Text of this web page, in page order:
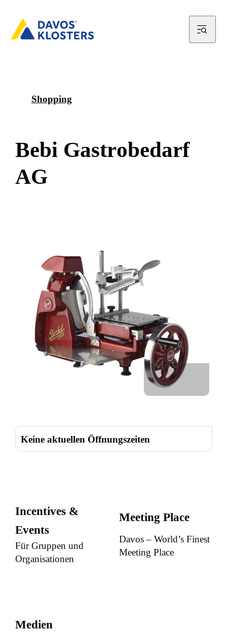
Shopping
Bebi Gastrobedarf
AG
Keine aktuellen Öffnungszeiten
Incentives &
Events
Für Gruppen und
Organisationen
Meeting Place
Davos – World’s Finest
Meeting Place
Medien